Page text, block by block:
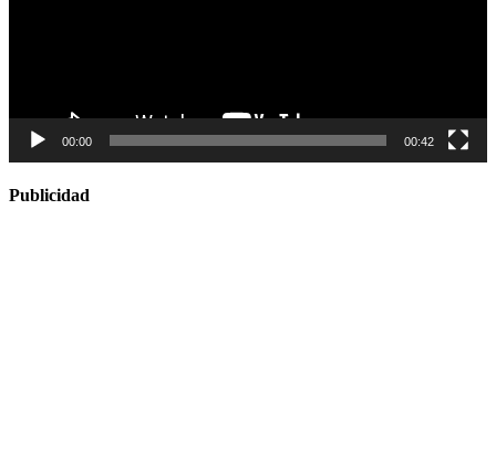
00:00 00:42
Publicidad